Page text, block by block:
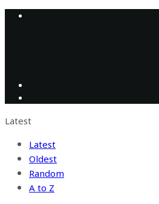
Latest
Latest
Oldest
Random
A to Z